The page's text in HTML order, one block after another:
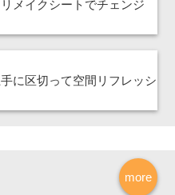
メイクシートでチェンジ
に区切って空間リフレッシ
more